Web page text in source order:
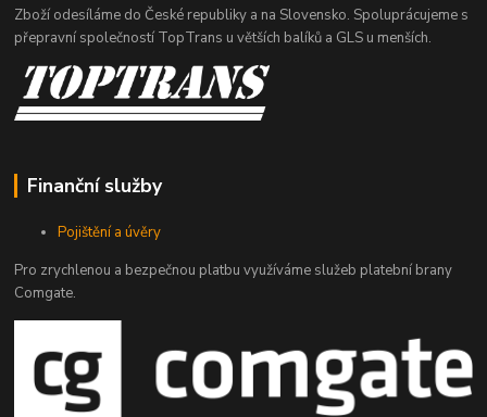
Zboží odesíláme do České republiky a na Slovensko. Spoluprácujeme s
přepravní společností TopTrans u větších balíků a GLS u menších.
Finanční služby
Pojištění a úvěry
Pro zrychlenou a bezpečnou platbu využíváme služeb platební brany
Comgate.